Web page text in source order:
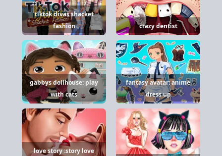
tiktok divas shacket
fashion
crazy dentist
gabbys dollhouse: play
with cats
fantasy avatar: anime
dress up
love story :story love